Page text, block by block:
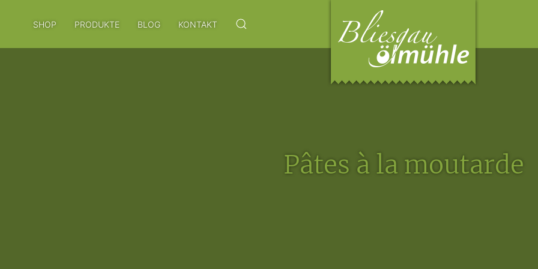
SHOP PRODUKTE BLOG KONTAKT
Pâtes à la moutarde